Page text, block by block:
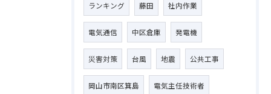
ランキング 藤田 社内作業
電気通信 中区倉庫 発電機
災害対策 台風 地震 公共工事
岡山市南区箕島 電気主任技術者